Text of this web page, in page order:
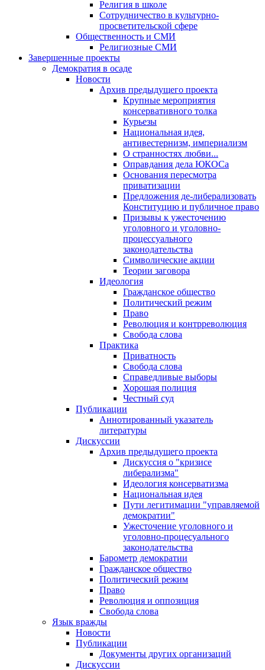
Религия в школе
Сотрудничество в культурно-
просветительской сфере
Общественность и СМИ
Религиозные СМИ
Завершенные проекты
Демократия в осаде
Новости
Архив предыдущего проекта
Крупные мероприятия
консервативного толка
Курьезы
Национальная идея,
антивестернизм, империализм
О странностях любви...
Оправдания дела ЮКОСа
Основания пересмотра
приватизации
Предложения де-либерализовать
Конституцию и публичное право
Призывы к ужесточению
уголовного и уголовно-
процессуального
законодательства
Символические акции
Теории заговора
Идеология
Гражданское общество
Политический режим
Право
Революция и контрреволюция
Свобода слова
Практика
Приватность
Свобода слова
Справедливые выборы
Хорошая полиция
Честный суд
Публикации
Аннотированный указатель
литературы
Дискуссии
Архив предыдущего проекта
Дискуссия о "кризисе
либерализма"
Идеология консерватизма
Национальная идея
Пути легитимации "управляемой
демократии"
Ужесточение уголовного и
уголовно-процесуального
законодательства
Барометр демократии
Гражданское общество
Политический режим
Право
Революция и оппозиция
Свобода слова
Язык вражды
Новости
Публикации
Документы других организаций
Дискуссии